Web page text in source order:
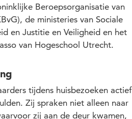
Beroepsorganisatie van
de ministeries van Sociale
en Justitie en Veiligheid en het
van Hogeschool Utrecht.
tijdens huisbezoeken actief
Zij spraken niet alleen naar
zij aan de deur kwamen,